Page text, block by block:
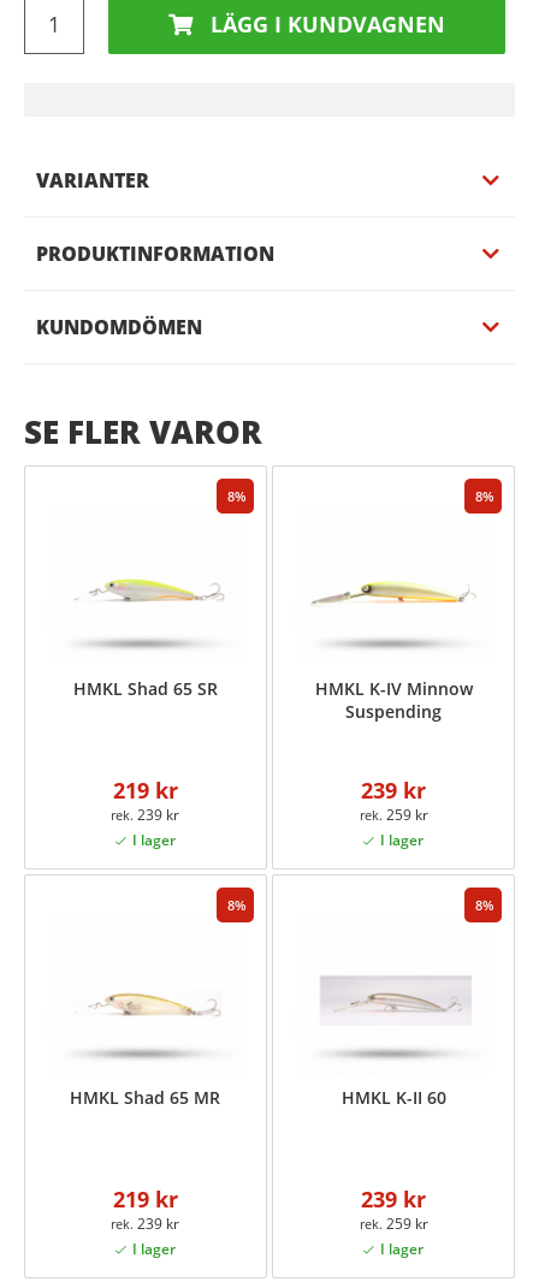
LÄGG I KUNDVAGNEN
VARIANTER
PRODUKTINFORMATION
KUNDOMDÖMEN
SE FLER VAROR
8
HMKL Shad 65 SR
219 kr
239 kr
8
HMKL K-IV Minnow
Suspending
239 kr
259 kr
8
HMKL Shad 65 MR
219 kr
239 kr
8
HMKL K-II 60
239 kr
259 kr